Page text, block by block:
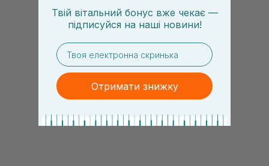
Твій вітальний бонус вже чекає —
підписуйся на наші новини!
email
Отримати знижку